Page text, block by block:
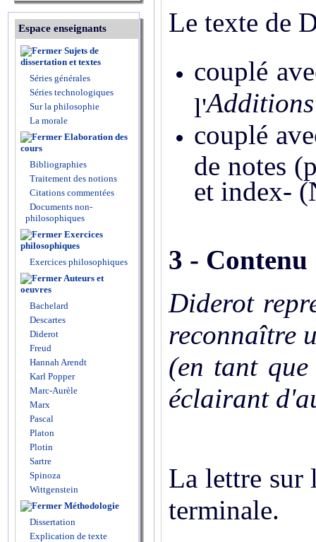
Espace enseignants
Sujets de
dissertation et textes
Séries générales
Séries technologiques
Sur la philosophie
La morale
Elaboration des
cours
Bibliographies
Traitement des notions
Citations commentées
Documents non-
philosophiques
Exercices
philosophiques
Exercices philosophiques
Auteurs et
oeuvres
Bachelard
Descartes
Diderot
Freud
Hannah Arendt
Karl Popper
Marc-Aurèle
Marx
Pascal
Platon
Plotin
Sartre
Spinoza
Wittgenstein
Méthodologie
Dissertation
Explication de texte
Le texte de
couplé
l'Additions
couplé
de notes
et index-
3 - Contenu
Diderot
reconnaître
(en tant
éclairant
La lettre sur
terminale.